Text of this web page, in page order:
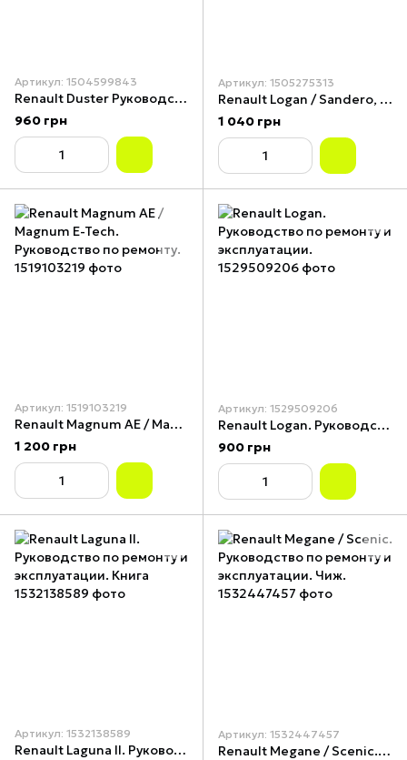
Артикул: 1504599843
Renault Duster Руководство по ремонту и эксплуатации.
960 грн
Артикул: 1505275313
Renault Logan / Sandero, Sandero Stepway. Руководство по ремонту и эксплуатации. Книга
1 040 грн
Артикул: 1519103219
Renault Magnum AE / Magnum E-Tech. Руководство по ремонту.
1 200 грн
Артикул: 1529509206
Renault Logan. Руководство по ремонту и эксплуатации.
900 грн
Артикул: 1532138589
Renault Laguna II. Руководство по ремонту и эксплуатации. Книга
Артикул: 1532447457
Renault Megane / Scenic. Руководство по ремонту и эксплуатации. Чиж.